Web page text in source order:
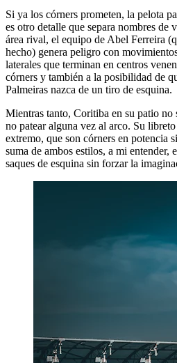
Si ya los córners prometen, la pelota
es otro detalle que separa nombres de
área rival, el equipo de Abel Ferreira
hecho) genera peligro con
laterales que terminan en centros
córners y también a la posibilidad de
Palmeiras nazca de un tiro de esquina.
Mientras tanto, Coritiba en su patio no
no patear alguna vez al arco. Su
extremo, que son córners en potencia
suma de ambos estilos, a mi entender,
saques de esquina sin forzar la